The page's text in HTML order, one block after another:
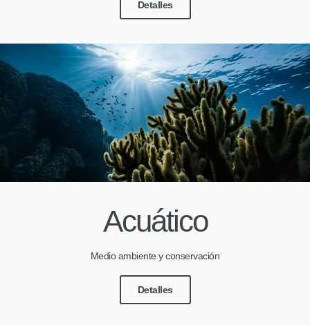
Detalles
Acuático
Medio ambiente y conservación
Detalles